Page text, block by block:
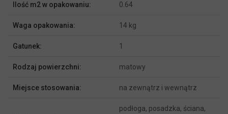
Ilość m2 w opakowaniu: 0.64
Waga opakowania: 14 kg
Gatunek: 1
Rodzaj powierzchni: matowy
Miejsce stosowania: na zewnątrz i wewnątrz
podłoga, posadzka, ściana,